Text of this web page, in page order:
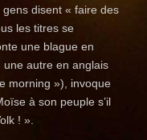
disent « faire des
les titres se
une blague en
autre en anglais
morning »), invoque
à son peuple s’il
! ».